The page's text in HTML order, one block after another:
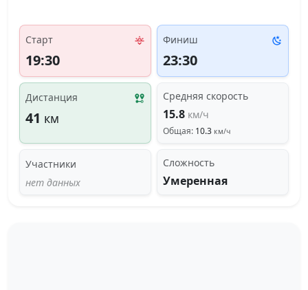
Старт
19:30
Финиш
23:30
Дистанция
41 км
Средняя скорость
15.8 км/ч
Общая: 10.3 км/ч
Участники
нет данных
Сложность
Умеренная